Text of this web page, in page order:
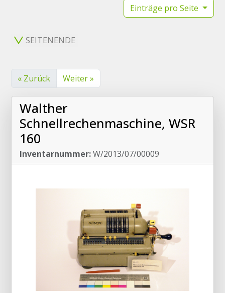
Einträge pro Seite
SEITENENDE
« Zurück Weiter »
Walther
Schnellrechenmaschine, WSR
160
Inventarnummer:W/2013/07/00009